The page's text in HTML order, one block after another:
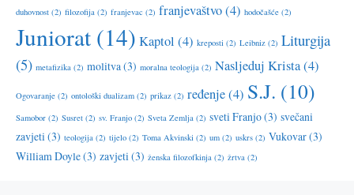
duhovnost (2) filozofija (2) franjevac (2) franjevaštvo(4) hodočašće (2)
Juniorat (14) Kaptol (4) kreposti (2) Leibniz (2) Liturgija
(5) metafizika (2) molitva(3) moralna teologija (2) Nasljeduj Krista(4)
Ogovaranje (2) ontološki dualizam (2) prikaz (2) ređenje(4) S.J. (10)
Samobor (2) Susret (2) sv. Franjo (2) Sveta Zemlja (2) sveti Franjo(3) svečani
zavjeti(3) teologija (2) tijelo (2) Toma Akvinski (2) um (2) uskrs (2) Vukovar(3)
William Doyle(3) zavjeti(3) ženska filozofkinja (2) žrtva (2)